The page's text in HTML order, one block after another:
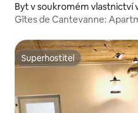
Byt v soukromém vlastnictví
n
Gîtes de Cantevanne:
Superhostitel
Superhostitel